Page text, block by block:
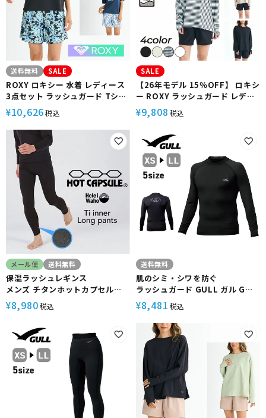
送料無料 SALE
ROXY ロキシー 水着 レディース
3点セット ラッシュガード Tシャ
ツ ブラトップ サーフパンツ
ARTSY FLORAL RSW251010
ラッシュガード 半袖 トップス ボ
ードショーツ セットアップ サー
フ サーフィン ブランド
¥10,626税込
SALE
【26年モデル 15％OFF】 ロキシ
ー ROXY ラッシュガード レディ
ース セットアップ 上下セット 塩
素対応 UVカット 水陸両用 接触冷
ンプ アウトドア HAZE WIND
RLY261052
¥9,808 税込
メール便 送料無料
保温ラッシュレギンス
メンズ チタンホットカプセル
HeleiWaho ヘレイワホ 裏起毛
防寒 ダイビング サーフィン スキ
¥8,980税込
送料無料
肌のシミ・シワを防ぐ
ラッシュガード GULL ガル GW-
6523A UPF50 メンズ UVカット
¥8,481 税込